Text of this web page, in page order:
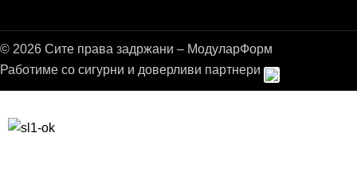
© 2026 Сите права задржани – МодуларФорм
Работиме со сигурни и доверливи партнери